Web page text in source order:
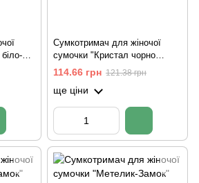
Сумкотримач для жіночої
сумочки "Кристал чорно
срібний" зі стразами
114.66 грн 121.38 грн
ще ціни